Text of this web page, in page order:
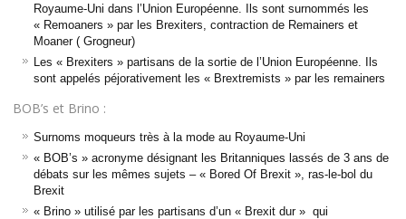
Royaume-Uni dans l’Union Européenne. Ils sont surnommés les
« Remoaners » par les Brexiters, contraction de Remainers et
Moaner ( Grogneur)
Les « Brexiters » partisans de la sortie de l’Union Européenne. Ils
sont appelés péjorativement les « Brextremists » par les remainers
BOB’s et Brino :
Surnoms moqueurs très à la mode au Royaume-Uni
« BOB’s » acronyme désignant les Britanniques lassés de 3 ans de
débats sur les mêmes sujets – « Bored Of Brexit », ras-le-bol du
Brexit
« Brino » utilisé par les partisans d’un « Brexit dur » qui